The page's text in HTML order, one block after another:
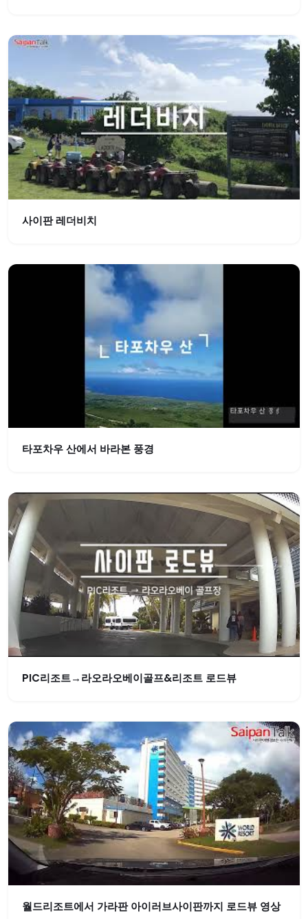
사이판 레더비치
타포차우 산에서 바라본 풍경
PIC리조트→라오라오베이골프&리조트 로드뷰
월드리조트에서 가라판 아이러브사이판까지 로드뷰 영상